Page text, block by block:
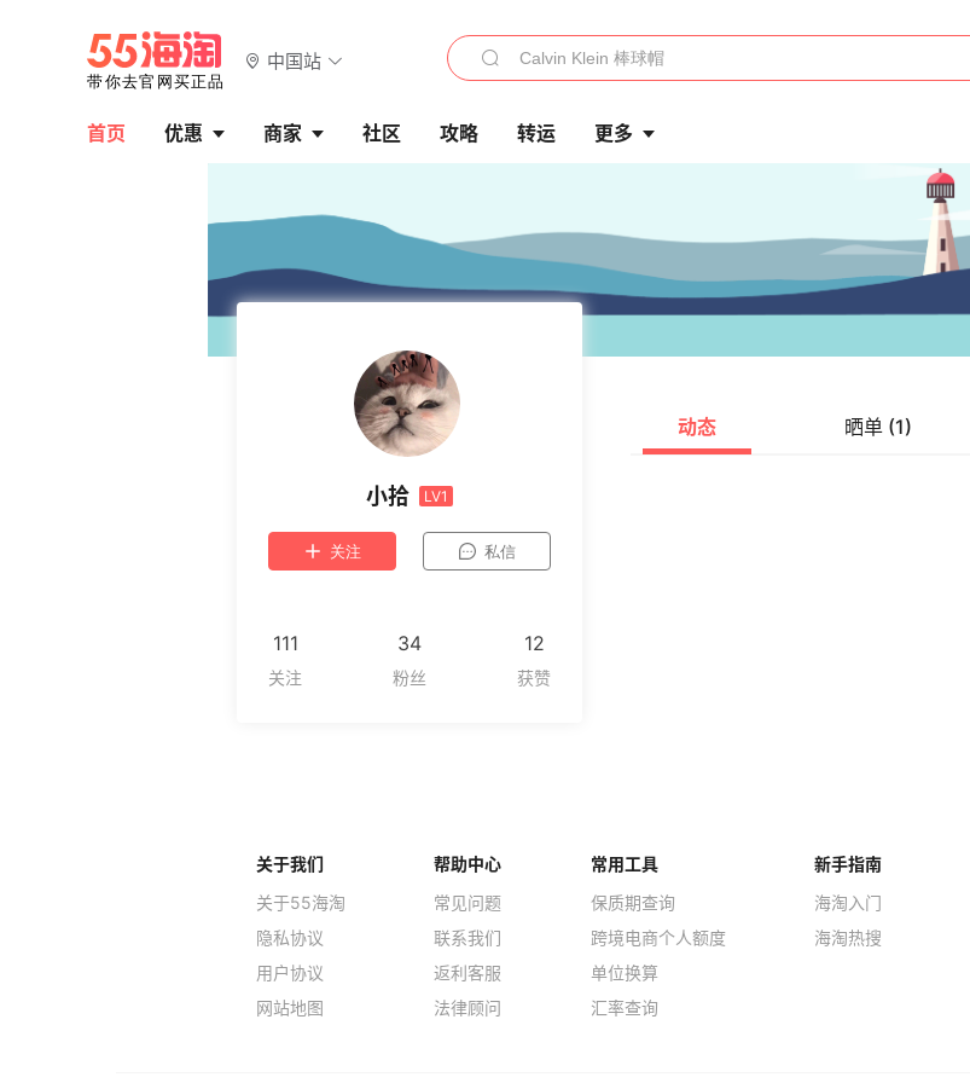
中国站
首页 优惠 商家 社区 攻略 转运 更多
小拾 LV1
关注 私信
111 34 12
动态 晒单 (1)
关于我们
关于55海淘
隐私协议
用户协议
网站地图
帮助中心
常见问题
联系我们
返利客服
法律顾问
常用工具
保质期查询
跨境电商个人额度
单位换算
汇率查询
新手指南
海淘入门
海淘热搜